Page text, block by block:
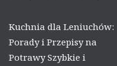
Kuchnia dla Leniuchów:
Porady i Przepisy na
Potrawy Szybkie i